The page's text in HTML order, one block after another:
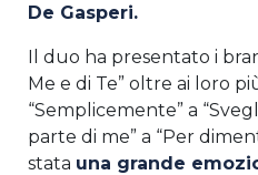
De Gasperi.
Il duo ha presentato i
Me e di Te” oltre ai loro
“Semplicemente” a
parte di me” a “Per
stata una grande